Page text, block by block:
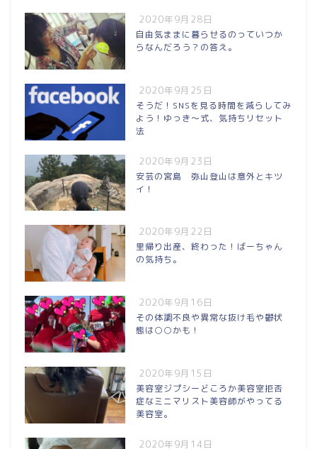
2020年9月28日
自由気ままに暮らせるのっていつか
らなんだろう？の答え。
2020年9月25日
そうだ！SNSを見る時間を減らしてみ
よう！ゆっき〜式、気持ちリセット
法
2020年9月23日
安芸の宮島 弥山登山は意外とキツ
イ！
2020年9月22日
里帰り出産、終わった！ばーちゃん
の気持ち。
2020年9月16日
その体調不良や異常な抜け毛や鬱状
態は○○かも！
2020年9月15日
美容室ジプシーどころか美容室拒否
症なミニマリスト美容師がやってる
美容室。
2020年9月14日